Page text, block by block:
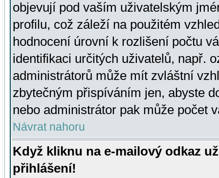
objevují pod vaším uživatelským
profilu, což záleží na použitém
hodnocení úrovní k rozlišení počtu
identifikaci určitých uživatelů, např.
administrátorů může mít zvláštní
zbytečným přispíváním jen, abyste
nebo administrátor pak může počet
Návrat nahoru
Když kliknu na e-mailový odkaz
přihlášení!